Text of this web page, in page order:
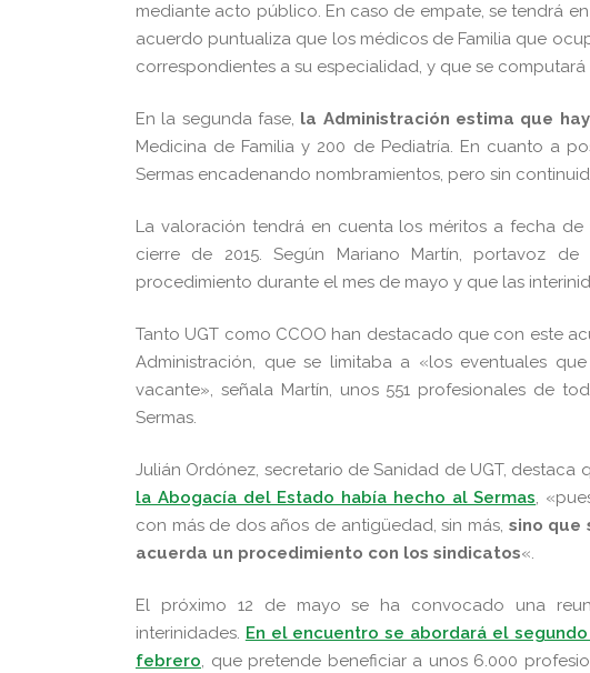
mediante acto público. En caso de empate, se tendrá
acuerdo puntualiza que los médicos de Familia que
correspondientes a su especialidad, y que se
En la segunda fase, la Administración estima que
Medicina de Familia y 200 de Pediatría. En cuanto a
Sermas encadenando nombramientos, pero sin
La valoración tendrá en cuenta los méritos a fecha
cierre de 2015. Según Mariano Martín, portavoz
procedimiento durante el mes de mayo y que las
Tanto UGT como CCOO han destacado que con este
Administración, que se limitaba a «los eventuales
vacante», señala Martín, unos 551 profesionales de
Sermas.
Julián Ordónez, secretario de Sanidad de UGT, destaca
la Abogacía del Estado había hecho al Sermas,
con más de dos años de antigüedad, sin más, sino que
acuerda un procedimiento con los sindicatos«.
El próximo 12 de mayo se ha convocado una
interinidades. En el encuentro se abordará el
febrero, que pretende beneficiar a unos 6.000